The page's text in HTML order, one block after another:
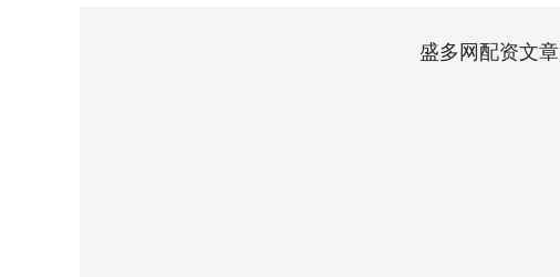
盛多网配资文